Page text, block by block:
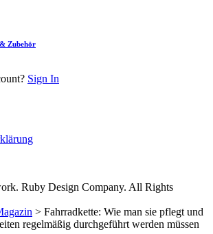
Zubehör
Sign In
Ruby Design Company. All Rights
> Fahrradkette: Wie man sie pflegt und
regelmäßig durchgeführt werden müssen